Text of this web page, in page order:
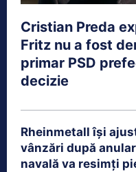
Cristian Preda
Fritz nu a fost
primar PSD
decizie
Rheinmetall își
vânzări după
navală va resimți